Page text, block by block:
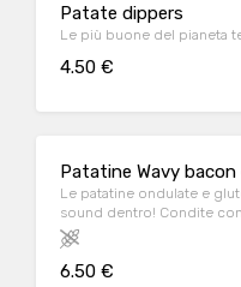
Patate dippers
Le più buone del pianeta
4.50 €
Patatine Wavy
Le patatine ondulate e
sound dentro! Condite
e salsa al formaggio.
6.50 €